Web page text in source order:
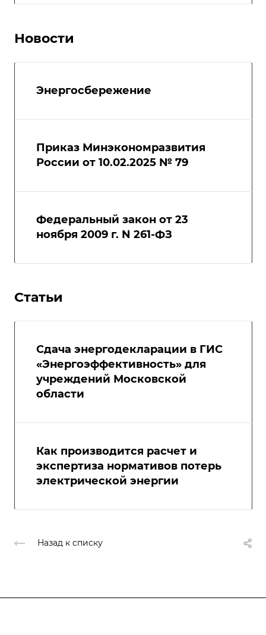
Новости
Энергосбережение
Приказ Минэкономразвития
России от 10.02.2025 № 79
Федеральный закон от 23
ноября 2009 г. N 261-ФЗ
Статьи
Сдача энергодекларации в ГИС
«Энергоэффективность» для
учреждений Московской
области
Как производится расчет и
экспертиза нормативов потерь
электрической энергии
Назад к списку